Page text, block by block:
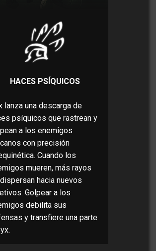
HACES PSÍQUICOS
lanza una descarga de
psíquicos que rastrean y
a los enemigos
con precisión
Cuando los
mueren, más rayos
hacia nuevos
Golpear a los
debilita sus
y transfiere una parte